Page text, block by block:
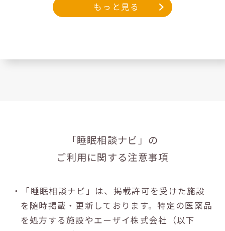
もっと見る
「睡眠相談ナビ」の
ご利用に関する注意事項
・「睡眠相談ナビ」は、掲載許可を受けた施設
を随時掲載・更新しております。特定の医薬品
を処方する施設やエーザイ株式会社（以下